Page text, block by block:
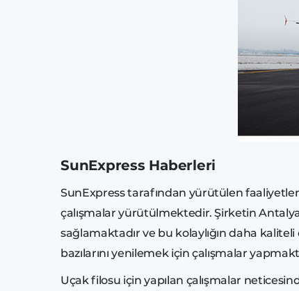
SunExpress Haberleri
SunExpress tarafından yürütülen
çalışmalar yürütülmektedir. Şirketin
sağlamaktadır ve bu kolaylığın daha
bazılarını yenilemek için çalışmalar
Uçak filosu için yapılan çalışmalar